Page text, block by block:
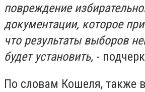
повреждение
документации, которое
что результаты выборов
будет установить, -
По словам Кошеля, также